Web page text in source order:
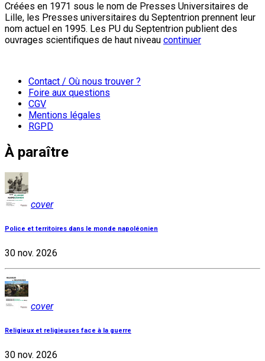
Créées en 1971 sous le nom de Presses Universitaires de
Lille, les Presses universitaires du Septentrion prennent leur
nom actuel en 1995. Les PU du Septentrion publient des
ouvrages scientifiques de haut niveau continuer
Contact / Où nous trouver ?
Foire aux questions
CGV
Mentions légales
RGPD
À paraître
cover
Police et territoires dans le monde napoléonien
30 nov. 2026
cover
Religieux et religieuses face à la guerre
30 nov. 2026